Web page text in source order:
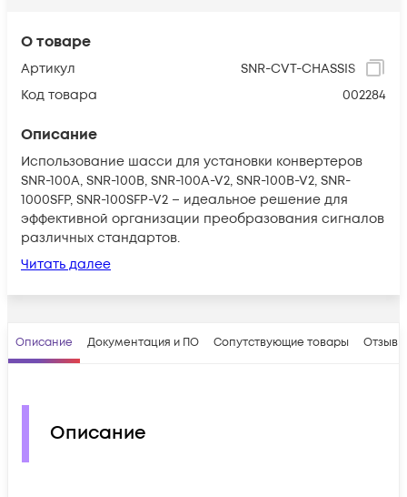
О товаре
Артикул
SNR-CVT-CHASSIS
Код товара
002284
Описание
Использование шасси для установки конвертеров
SNR-100A, SNR-100B, SNR-100A-V2, SNR-100B-V2, SNR-
1000SFP, SNR-100SFP-V2 – идеальное решение для
эффективной организации преобразования сигналов
различных стандартов.
Читать далее
Описание Документация и ПО Сопутствующие товары Отзывы
Описание